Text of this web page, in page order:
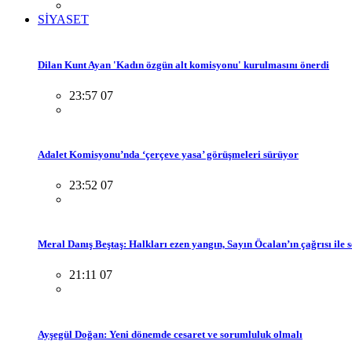
SİYASET
Dilan Kunt Ayan 'Kadın özgün alt komisyonu' kurulmasını önerdi
23:57 07
Adalet Komisyonu’nda ‘çerçeve yasa’ görüşmeleri sürüyor
23:52 07
Meral Danış Beştaş: Halkları ezen yangın, Sayın Öcalan’ın çağrısı ile
21:11 07
Ayşegül Doğan: Yeni dönemde cesaret ve sorumluluk olmalı